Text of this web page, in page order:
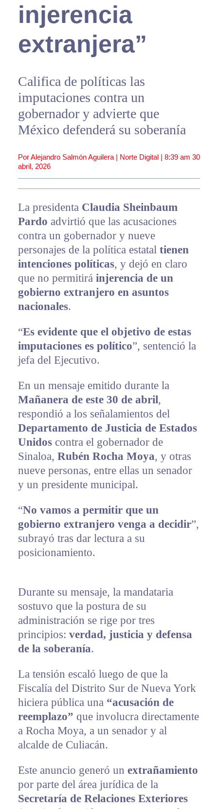
injerencia
extranjera”
Califica de políticas las
imputaciones contra un
gobernador y advierte que
México defenderá su soberanía
Por Alejandro Salmón Aguilera | Norte Digital | 8:39 am 30
abril, 2026
La presidenta Claudia Sheinbaum
Pardo advirtió que las acusaciones
contra un gobernador y nueve
personajes de la política estatal tienen
intenciones políticas, y dejó en claro
que no permitirá injerencia de un
gobierno extranjero en asuntos
nacionales.
“Es evidente que el objetivo de estas
imputaciones es político”, sentenció la
jefa del Ejecutivo.
En un mensaje emitido durante la
Mañanera de este 30 de abril,
respondió a los señalamientos del
Departamento de Justicia de Estados
Unidoscontra el gobernador de
Sinaloa, Rubén Rocha Moya, y otras
nueve personas, entre ellas un senador
y un presidente municipal.
“No vamos a permitir que un
gobierno extranjero venga a decidir”,
subrayó tras dar lectura a su
posicionamiento.
Durante su mensaje, la mandataria
sostuvo que la postura de su
administración se rige por tres
principios: verdad, justicia y defensa
de la soberanía.
La tensión escaló luego de que la
Fiscalía del Distrito Sur de Nueva York
hiciera pública una “acusación de
reemplazo” que involucra directamente
a Rocha Moya, a un senador y al
alcalde de Culiacán.
Este anuncio generó un extrañamiento
por parte del área jurídica de la
Secretaría de Relaciones Exteriores